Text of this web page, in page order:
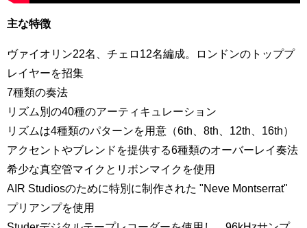
主な特徴
ヴァイオリン22名、チェロ12名編成。ロンドンのトッププ
レイヤーを招集
7種類の奏法
リズム別の40種のアーティキュレーション
リズムは4種類のパターンを用意（6th、8th、12th、16th）
アクセントやブレンドを提供する6種類のオーバーレイ奏法
希少な真空管マイクとリボンマイクを使用
AIR Studiosのために特別に制作された "Neve Montserrat"
プリアンプを使用